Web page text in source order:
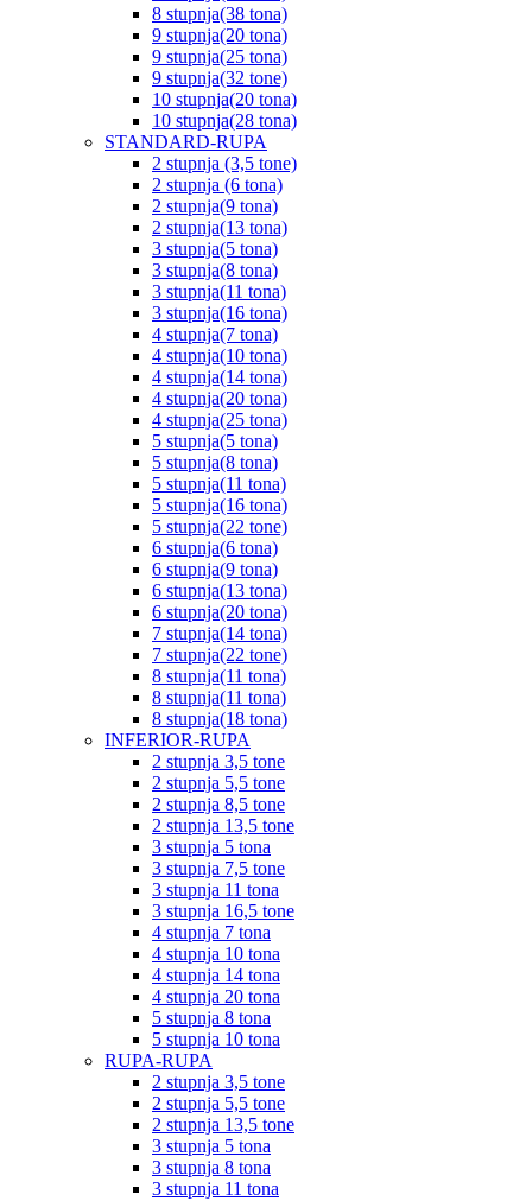
8 stupnja(38 tona)
9 stupnja(20 tona)
9 stupnja(25 tona)
9 stupnja(32 tone)
10 stupnja(20 tona)
10 stupnja(28 tona)
STANDARD-RUPA
2 stupnja (3,5 tone)
2 stupnja (6 tona)
2 stupnja(9 tona)
2 stupnja(13 tona)
3 stupnja(5 tona)
3 stupnja(8 tona)
3 stupnja(11 tona)
3 stupnja(16 tona)
4 stupnja(7 tona)
4 stupnja(10 tona)
4 stupnja(14 tona)
4 stupnja(20 tona)
4 stupnja(25 tona)
5 stupnja(5 tona)
5 stupnja(8 tona)
5 stupnja(11 tona)
5 stupnja(16 tona)
5 stupnja(22 tone)
6 stupnja(6 tona)
6 stupnja(9 tona)
6 stupnja(13 tona)
6 stupnja(20 tona)
7 stupnja(14 tona)
7 stupnja(22 tone)
8 stupnja(11 tona)
8 stupnja(11 tona)
8 stupnja(18 tona)
INFERIOR-RUPA
2 stupnja 3,5 tone
2 stupnja 5,5 tone
2 stupnja 8,5 tone
2 stupnja 13,5 tone
3 stupnja 5 tona
3 stupnja 7,5 tone
3 stupnja 11 tona
3 stupnja 16,5 tone
4 stupnja 7 tona
4 stupnja 10 tona
4 stupnja 14 tona
4 stupnja 20 tona
5 stupnja 8 tona
5 stupnja 10 tona
RUPA-RUPA
2 stupnja 3,5 tone
2 stupnja 5,5 tone
2 stupnja 13,5 tone
3 stupnja 5 tona
3 stupnja 8 tona
3 stupnja 11 tona